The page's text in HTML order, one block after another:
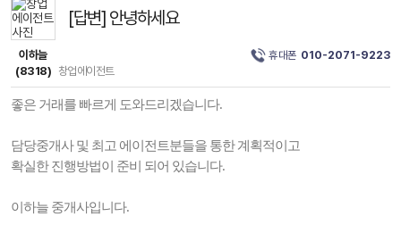
[답변] 안녕하세요
이하늘
(8318) 창업에이전트
휴대폰 010-2071-9223
좋은 거래를 빠르게 도와드리겠습니다.
담당중개사 및 최고 에이전트분들을 통한 계획적이고
확실한 진행방법이 준비 되어 있습니다.
이하늘 중개사입니다.